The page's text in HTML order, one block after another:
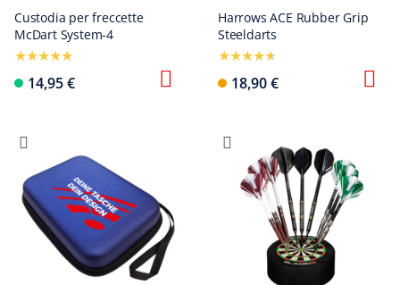
Custodia per freccette
McDart System-4
14,95 €
Harrows ACE Rubber Grip
Steeldarts
18,90 €